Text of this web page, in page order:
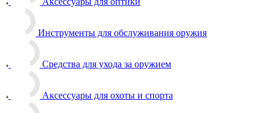
Инструменты для обслуживания оружия
Средства для ухода за оружием
Аксессуары для охоты и спорта